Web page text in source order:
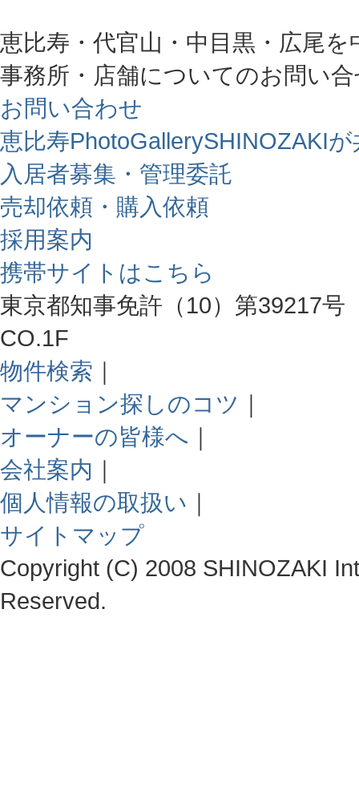
恵比寿・代官山・中目黒・広尾
事務所・店舗についてのお問い
お問い合わせ
恵比寿PhotoGallerySHINOZAKI
入居者募集・管理委託
売却依頼・購入依頼
採用案内
携帯サイトはこちら
東京都知事免許（10）第39217
CO.1F
物件検索 ｜
マンション探しのコツ ｜
オーナーの皆様へ ｜
会社案内 ｜
個人情報の取扱い ｜
サイトマップ
Copyright (C) 2008 SHINOZAKI
Reserved.